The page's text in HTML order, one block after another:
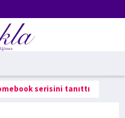
serisini tanıttı